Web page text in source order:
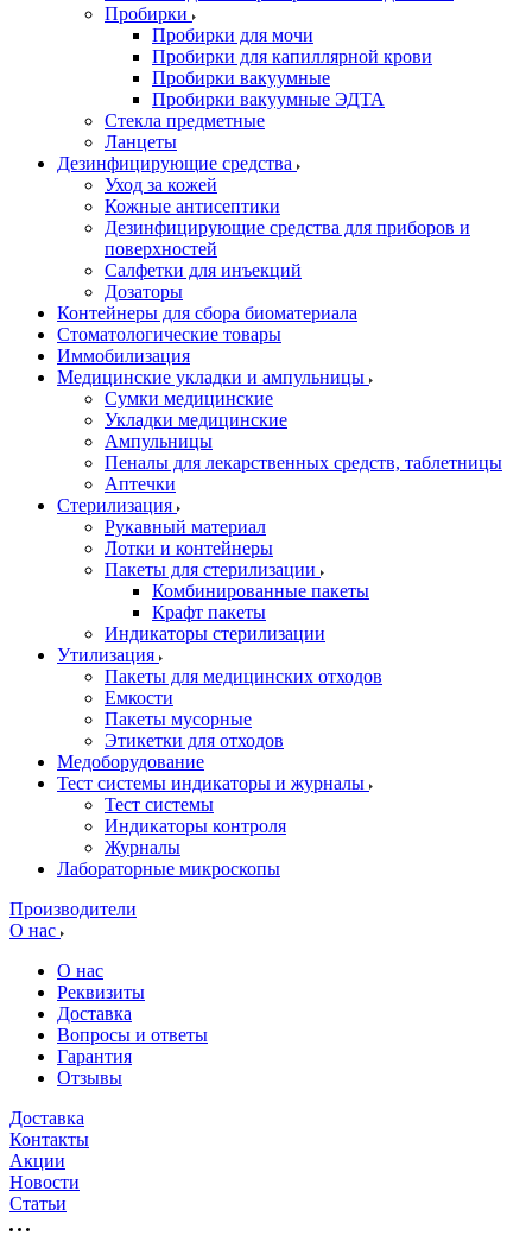
Пробирки
Пробирки для мочи
Пробирки для капиллярной крови
Пробирки вакуумные
Пробирки вакуумные ЭДТА
Стекла предметные
Ланцеты
Дезинфицирующие средства
Уход за кожей
Кожные антисептики
Дезинфицирующие средства для приборов и
поверхностей
Салфетки для инъекций
Дозаторы
Контейнеры для сбора биоматериала
Стоматологические товары
Иммобилизация
Медицинские укладки и ампульницы
Сумки медицинские
Укладки медицинские
Ампульницы
Пеналы для лекарственных средств, таблетницы
Аптечки
Стерилизация
Рукавный материал
Лотки и контейнеры
Пакеты для стерилизации
Комбинированные пакеты
Крафт пакеты
Индикаторы стерилизации
Утилизация
Пакеты для медицинских отходов
Емкости
Пакеты мусорные
Этикетки для отходов
Медоборудование
Тест системы индикаторы и журналы
Тест системы
Индикаторы контроля
Журналы
Лабораторные микроскопы
Производители
О нас
О нас
Реквизиты
Доставка
Вопросы и ответы
Гарантия
Отзывы
Доставка
Контакты
Акции
Новости
Cтатьи